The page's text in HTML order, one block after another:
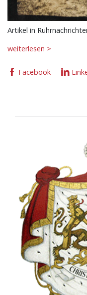
Artikel in
weiterlesen >
Facebook